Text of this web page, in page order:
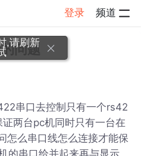
登录 频道
详情
问题
串口去控制只有一个rs42
两台pc机同时只有一台在
怎么串口线怎么连接才能保
的串口给并起来再与显示
,请刷新